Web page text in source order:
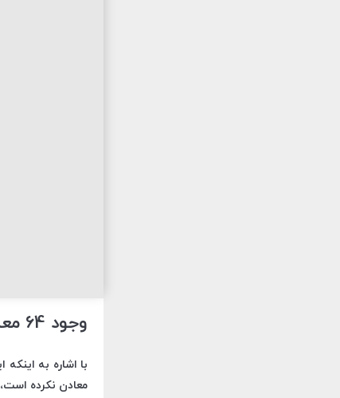
وجود 64 معدن غيرفعال در خراسان‌شمالي
با اشاره به
معادن نکرده